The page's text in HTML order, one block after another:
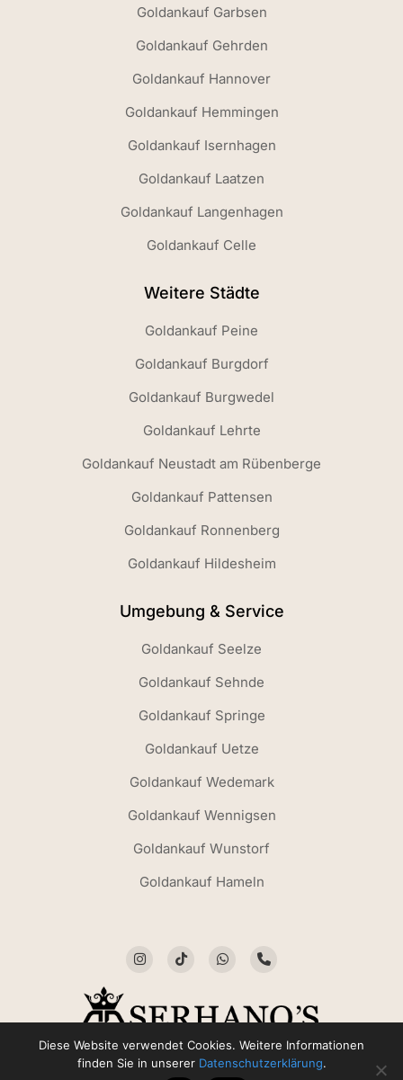
Goldankauf Garbsen
Goldankauf Gehrden
Goldankauf Hannover
Goldankauf Hemmingen
Goldankauf Isernhagen
Goldankauf Laatzen
Goldankauf Langenhagen
Goldankauf Celle
Weitere Städte
Goldankauf Peine
Goldankauf Burgdorf
Goldankauf Burgwedel
Goldankauf Lehrte
Goldankauf Neustadt am Rübenberge
Goldankauf Pattensen
Goldankauf Ronnenberg
Goldankauf Hildesheim
Umgebung & Service
Goldankauf Seelze
Goldankauf Sehnde
Goldankauf Springe
Goldankauf Uetze
Goldankauf Wedemark
Goldankauf Wennigsen
Goldankauf Wunstorf
Goldankauf Hameln
© 2026 Serhano’s Juwelier | Goldankauf Hannover | Kirchrode
Diese Website verwendet Cookies. Weitere Informationen
finden Sie in unserer Datenschutzerklärung.